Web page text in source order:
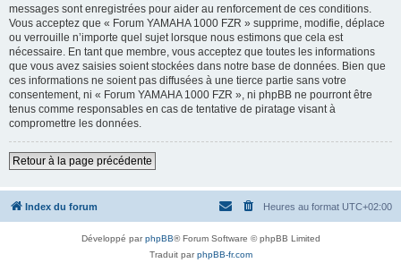
messages sont enregistrées pour aider au renforcement de ces conditions.
Vous acceptez que « Forum YAMAHA 1000 FZR » supprime, modifie, déplace
ou verrouille n’importe quel sujet lorsque nous estimons que cela est
nécessaire. En tant que membre, vous acceptez que toutes les informations
que vous avez saisies soient stockées dans notre base de données. Bien que
ces informations ne soient pas diffusées à une tierce partie sans votre
consentement, ni « Forum YAMAHA 1000 FZR », ni phpBB ne pourront être
tenus comme responsables en cas de tentative de piratage visant à
compromettre les données.
Retour à la page précédente
Index du forum Heures au format UTC+02:00
Développé parphpBB® Forum Software © phpBB Limited
Traduit parphpBB-fr.com